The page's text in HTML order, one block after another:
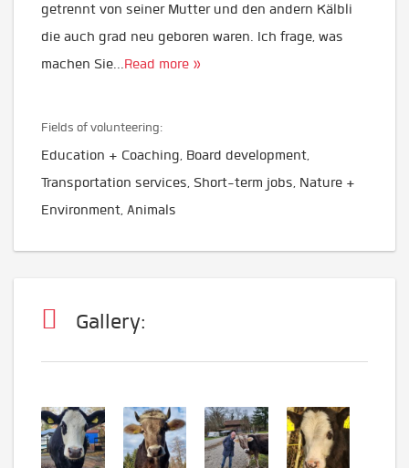
getrennt von seiner Mutter und den andern Kälbli
die auch grad neu geboren waren. Ich frage, was
machen Sie...Read more »
Fields of volunteering:
Education + Coaching, Board development,
Transportation services, Short-term jobs, Nature +
Environment, Animals
Gallery: